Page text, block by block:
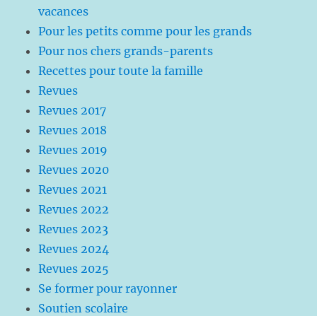
vacances
Pour les petits comme pour les grands
Pour nos chers grands-parents
Recettes pour toute la famille
Revues
Revues 2017
Revues 2018
Revues 2019
Revues 2020
Revues 2021
Revues 2022
Revues 2023
Revues 2024
Revues 2025
Se former pour rayonner
Soutien scolaire